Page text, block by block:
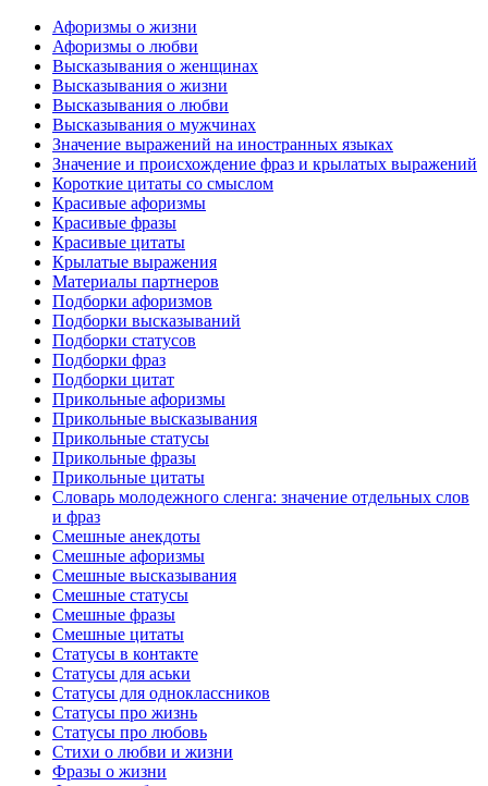
Афоризмы о жизни
Афоризмы о любви
Высказывания о женщинах
Высказывания о жизни
Высказывания о любви
Высказывания о мужчинах
Значение выражений на иностранных языках
Значение и происхождение фраз и крылатых выражений
Короткие цитаты со смыслом
Красивые афоризмы
Красивые фразы
Красивые цитаты
Крылатые выражения
Материалы партнеров
Подборки афоризмов
Подборки высказываний
Подборки статусов
Подборки фраз
Подборки цитат
Прикольные афоризмы
Прикольные высказывания
Прикольные статусы
Прикольные фразы
Прикольные цитаты
Словарь молодежного сленга: значение отдельных слов
и фраз
Смешные анекдоты
Смешные афоризмы
Смешные высказывания
Смешные статусы
Смешные фразы
Смешные цитаты
Статусы в контакте
Статусы для аськи
Статусы для одноклассников
Статусы про жизнь
Статусы про любовь
Стихи о любви и жизни
Фразы о жизни